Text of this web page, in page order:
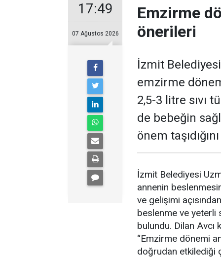
17:49
07 Ağustos 2026
Emzirme
önerileri
İzmit
emzirme
2,5-3 litre sıvı
de bebeğin
önem
İzmit Belediyesi
annenin
ve gelişimi
beslenme ve yeterli
bulundu. Dilan Avcı
“Emzirme dönemi
doğrudan etkilediği